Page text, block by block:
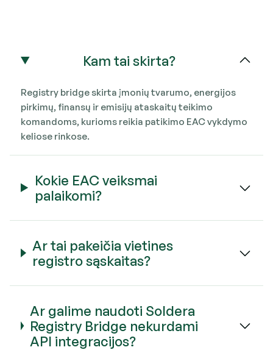
Kam tai skirta?
Registry bridge skirta įmonių tvarumo, energijos
pirkimų, finansų ir emisijų ataskaitų teikimo
komandoms, kurioms reikia patikimo EAC vykdymo
keliose rinkose.
Kokie EAC veiksmai
palaikomi?
Ar tai pakeičia vietines
registro sąskaitas?
Ar galime naudoti Soldera
Registry Bridge nekurdami
API integracijos?